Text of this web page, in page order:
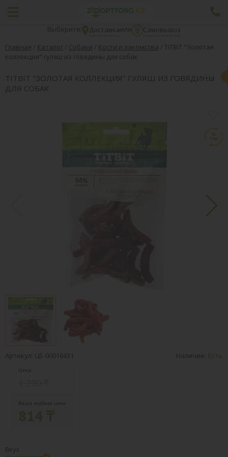
Выберите: Доставкаили
Самовывоз
Главная / Каталог / Собаки / Кости и лакомства / TiTBiT "Золотая
коллекция" гуляш из говядины для собак
TITBIT "ЗОЛОТАЯ КОЛЛЕКЦИЯ" ГУЛЯШ ИЗ ГОВЯДИНЫ
ДЛЯ СОБАК
Артикул: ЦБ-00016431 Наличие: Есть
Цена:
Ваша клубная цена:
Вкус